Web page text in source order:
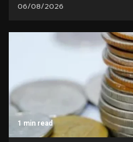
06/08/2026
1 min read